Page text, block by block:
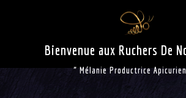
Bienvenue aux Ruchers De
" Mélanie Productrice